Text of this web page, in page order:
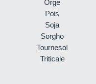
Orge
Pois
Soja
Sorgho
Tournesol
Triticale